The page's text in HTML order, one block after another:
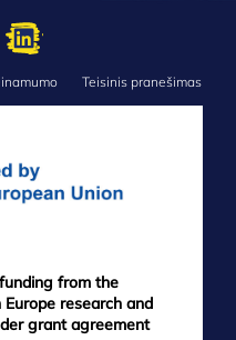
Teisinis pranešimas
from the
Europe research and
grant agreement